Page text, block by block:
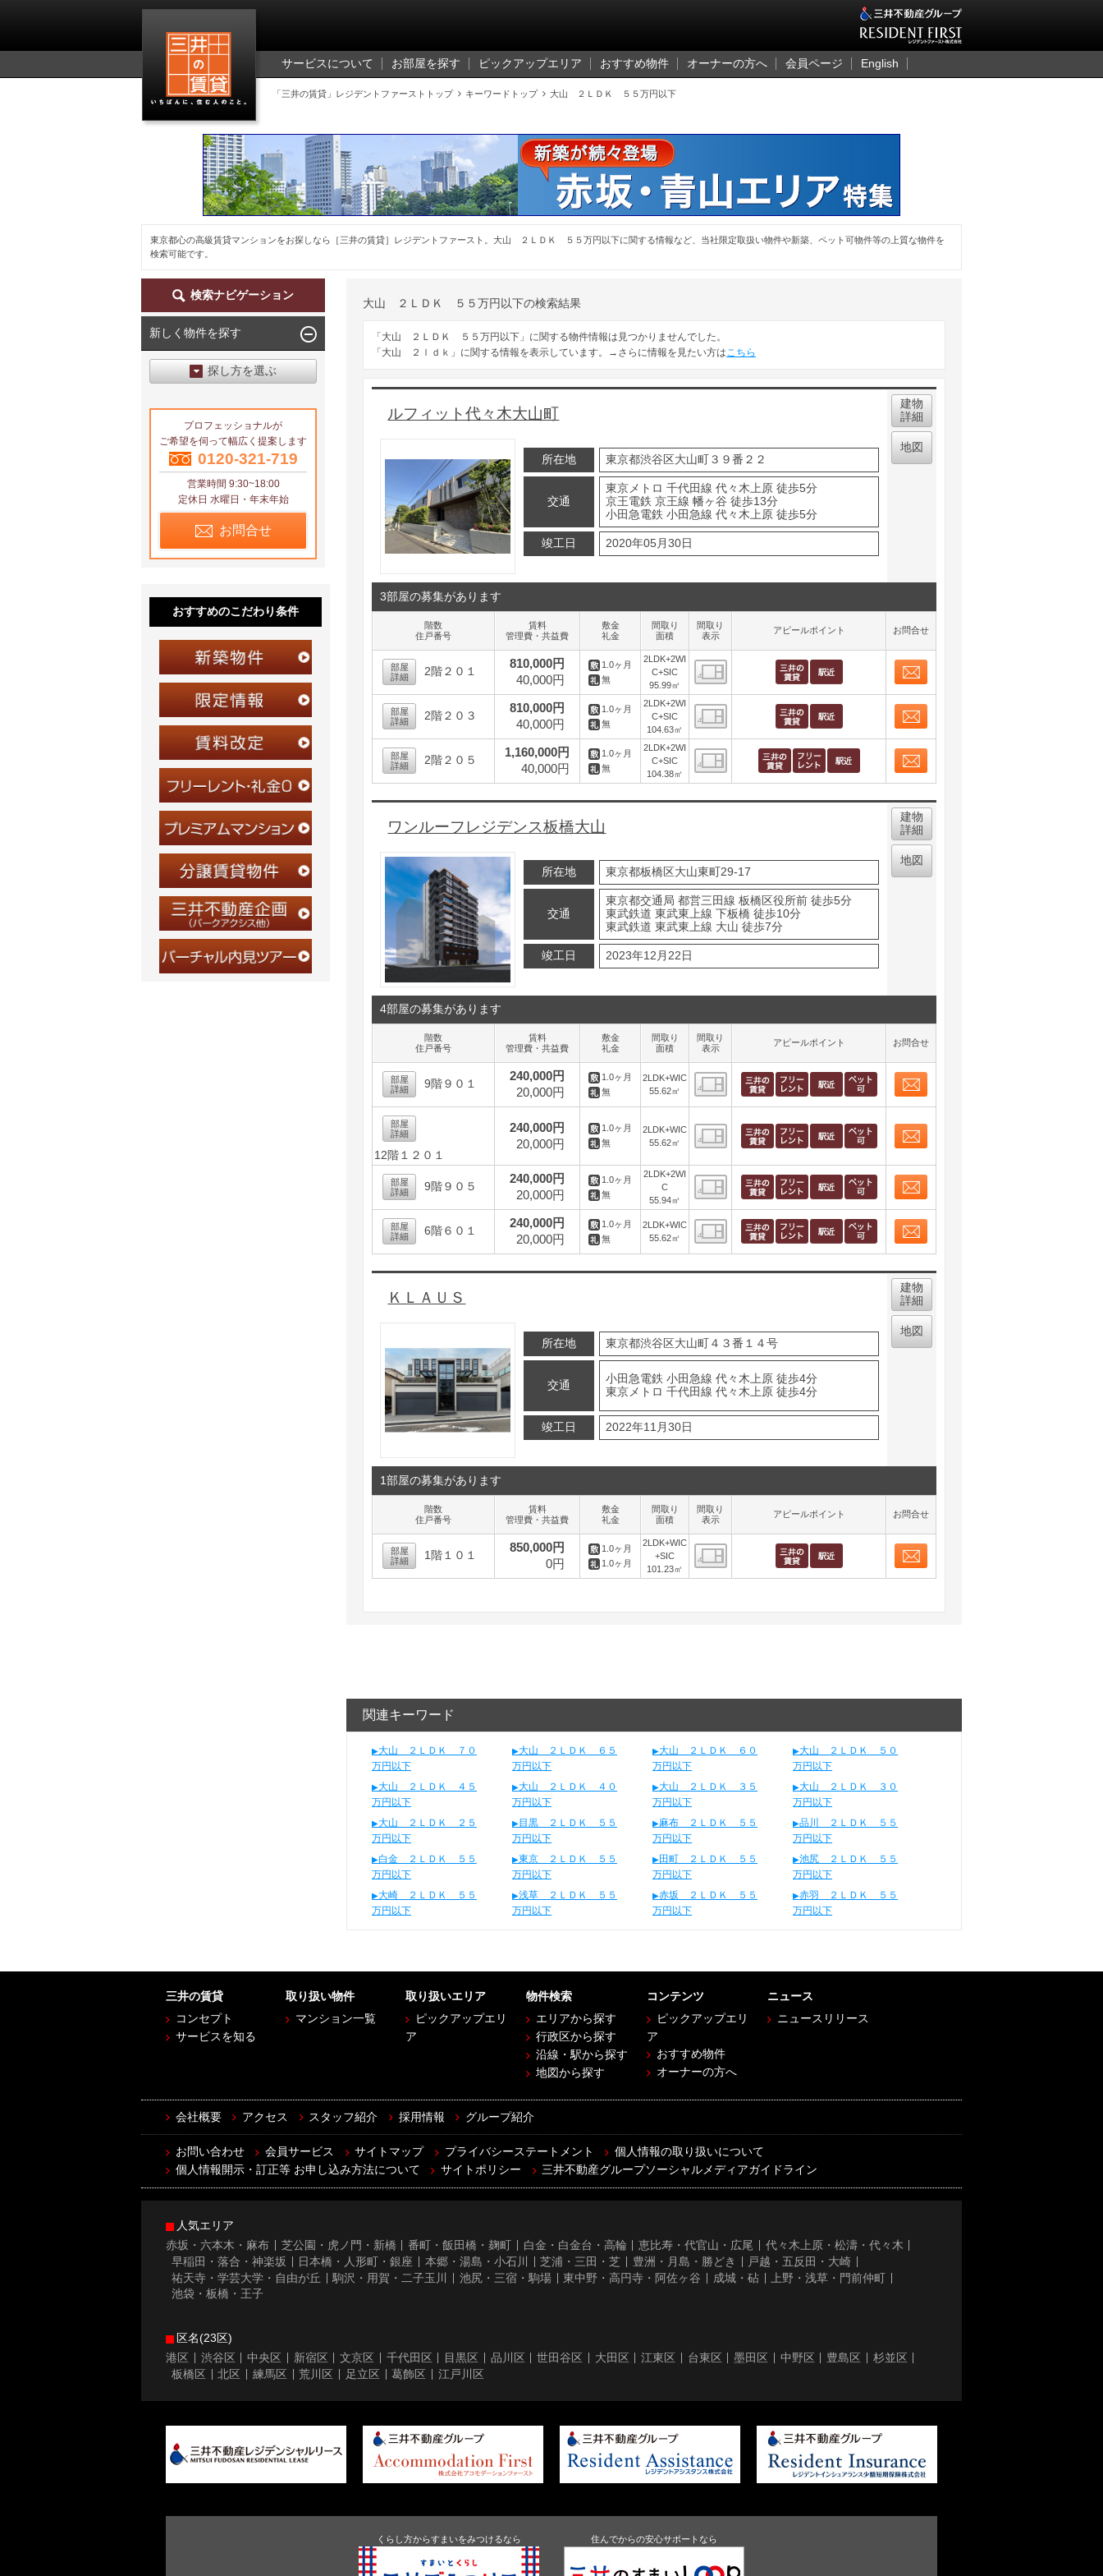
サービスについて お部屋を探す ピックアップエリア おすすめ物件 オーナーの方へ 会員ページ English
「三井の賃貸」レジデントファーストトップ  キーワードトップ  大山 ２ＬＤＫ ５５万円以下
東京都心の高級賃貸マンションをお探しなら［三井の賃貸］レジデントファースト。大山 ２ＬＤＫ ５５万円以下に関する情報など、当社限定取扱い物件や新築、ペット可物件等の上質な物件を
検索可能です。
大山 ２ＬＤＫ ５５万円以下の検索結果
「大山 ２ＬＤＫ ５５万円以下」に関する物件情報は見つかりませんでした。
「大山 ２ｌｄｋ」に関する情報を表示しています。→さらに情報を見たい方はこちら
ルフィット代々木大山町
所在地 東京都渋谷区大山町３９番２２
交通
東京メトロ 千代田線 代々木上原 徒歩5分
京王電鉄 京王線 幡ヶ谷 徒歩13分
小田急電鉄 小田急線 代々木上原 徒歩5分
竣工日 2020年05月30日
建物
詳細
地図
3部屋の募集があります
階数
住戸番号
賃料
管理費・共益費
敷金
礼金
間取り
面積
間取り
表示
アピールポイント お問合せ
部屋
詳細
2階２０１
810,000円
40,000円
1.0ヶ月
無
2LDK+2WI
C+SIC
95.99㎡
間取り表示
部屋
詳細
2階２０３
810,000円
40,000円
1.0ヶ月
無
2LDK+2WI
C+SIC
104.63㎡
間取り表示
部屋
詳細
2階２０５
1,160,000円
40,000円
1.0ヶ月
無
2LDK+2WI
C+SIC
104.38㎡
間取り表示
ワンルーフレジデンス板橋大山
所在地 東京都板橋区大山東町29-17
交通
東京都交通局 都営三田線 板橋区役所前 徒歩5分
東武鉄道 東武東上線 下板橋 徒歩10分
東武鉄道 東武東上線 大山 徒歩7分
竣工日 2023年12月22日
建物
詳細
地図
4部屋の募集があります
階数
住戸番号
賃料
管理費・共益費
敷金
礼金
間取り
面積
間取り
表示
アピールポイント お問合せ
部屋
詳細
9階９０１
240,000円
20,000円
1.0ヶ月
無
2LDK+WIC
55.62㎡
間取り表示
部屋
詳細
12階１２０１
240,000円
20,000円
1.0ヶ月
無
2LDK+WIC
55.62㎡
部屋
詳細
9階９０５
240,000円
20,000円
1.0ヶ月
無
2LDK+2WI
C
55.94㎡
間取り表示
部屋
詳細
6階６０１
240,000円
20,000円
1.0ヶ月
無
2LDK+WIC
55.62㎡
間取り表示
ＫＬＡＵＳ
所在地 東京都渋谷区大山町４３番１４号
交通
小田急電鉄 小田急線 代々木上原 徒歩4分
東京メトロ 千代田線 代々木上原 徒歩4分
竣工日 2022年11月30日
建物
詳細
地図
1部屋の募集があります
階数
住戸番号
賃料
管理費・共益費
敷金
礼金
間取り
面積
間取り
表示
アピールポイント お問合せ
部屋
詳細
1階１０１
850,000円
0円
1.0ヶ月
1.0ヶ月
2LDK+WIC
+SIC
101.23㎡
間取り表示
関連キーワード
大山 ２ＬＤＫ ７０
万円以下
大山 ２ＬＤＫ ６５
万円以下
大山 ２ＬＤＫ ６０
万円以下
大山 ２ＬＤＫ ５０
万円以下
大山 ２ＬＤＫ ４５
万円以下
大山 ２ＬＤＫ ４０
万円以下
大山 ２ＬＤＫ ３５
万円以下
大山 ２ＬＤＫ ３０
万円以下
大山 ２ＬＤＫ ２５
万円以下
目黒 ２ＬＤＫ ５５
万円以下
麻布 ２ＬＤＫ ５５
万円以下
品川 ２ＬＤＫ ５５
万円以下
白金 ２ＬＤＫ ５５
万円以下
東京 ２ＬＤＫ ５５
万円以下
田町 ２ＬＤＫ ５５
万円以下
池尻 ２ＬＤＫ ５５
万円以下
大崎 ２ＬＤＫ ５５
万円以下
浅草 ２ＬＤＫ ５５
万円以下
赤坂 ２ＬＤＫ ５５
万円以下
赤羽 ２ＬＤＫ ５５
万円以下
検索ナビゲーション
新しく物件を探す
探し方を選ぶ
区から探す
地図から探す
沿線から探す
プロフェッショナルが
ご希望を伺って幅広く提案します
0120-321-719
営業時間 9:30~18:00
定休日 水曜日・年末年始
お問合せ
おすすめのこだわり条件
三井の賃貸
コンセプト
サービスを知る
取り扱い物件
マンション一覧
取り扱いエリア
ピックアップエリ
ア
物件検索
エリアから探す
行政区から探す
沿線・駅から探す
地図から探す
コンテンツ
ピックアップエリ
ア
おすすめ物件
オーナーの方へ
ニュース
ニュースリリース
会社概要 アクセス スタッフ紹介 採用情報 グループ紹介
お問い合わせ 会員サービス サイトマップ プライバシーステートメント
個人情報の取り扱いについて
個人情報開示・訂正等 お申し込み方法について
サイトポリシー 三井不動産グループソーシャルメディアガイドライン
人気エリア
赤坂・六本木・麻布
芝公園・虎ノ門・新橋 番町・飯田橋・麹町 白金・白金台・高輪 恵比寿・代官山・広尾
代々木上原・松濤・代々木
早稲田・落合・神楽坂
日本橋・人形町・銀座 本郷・湯島・小石川 芝浦・三田・芝 豊洲・月島・勝どき
戸越・五反田・大崎
祐天寺・学芸大学・自由が丘
駒沢・用賀・二子玉川 池尻・三宿・駒場 東中野・高円寺・阿佐ヶ谷 成城・砧
上野・浅草・門前仲町
池袋・板橋・王子
区名(23区)
港区
渋谷区 中央区 新宿区 文京区 千代田区 目黒区 品川区 世田谷区 大田区 江東区 台東区 墨田区 中野区 豊島区
杉並区
板橋区
北区 練馬区 荒川区 足立区 葛飾区 江戸川区
くらし方からすまいをみつけるなら 住んでからの安心サポートなら